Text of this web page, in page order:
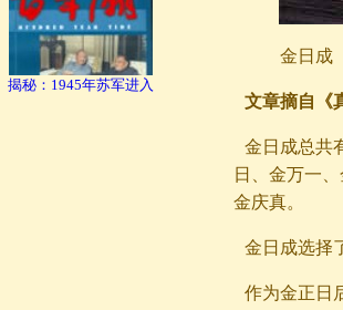
揭秘：1945年苏军进入
金日成
文章摘自《
金日成总共
日、金万一
金庆真。
金日成选择
作为金正日